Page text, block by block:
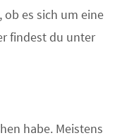
ob es sich um eine
findest du unter
habe. Meistens